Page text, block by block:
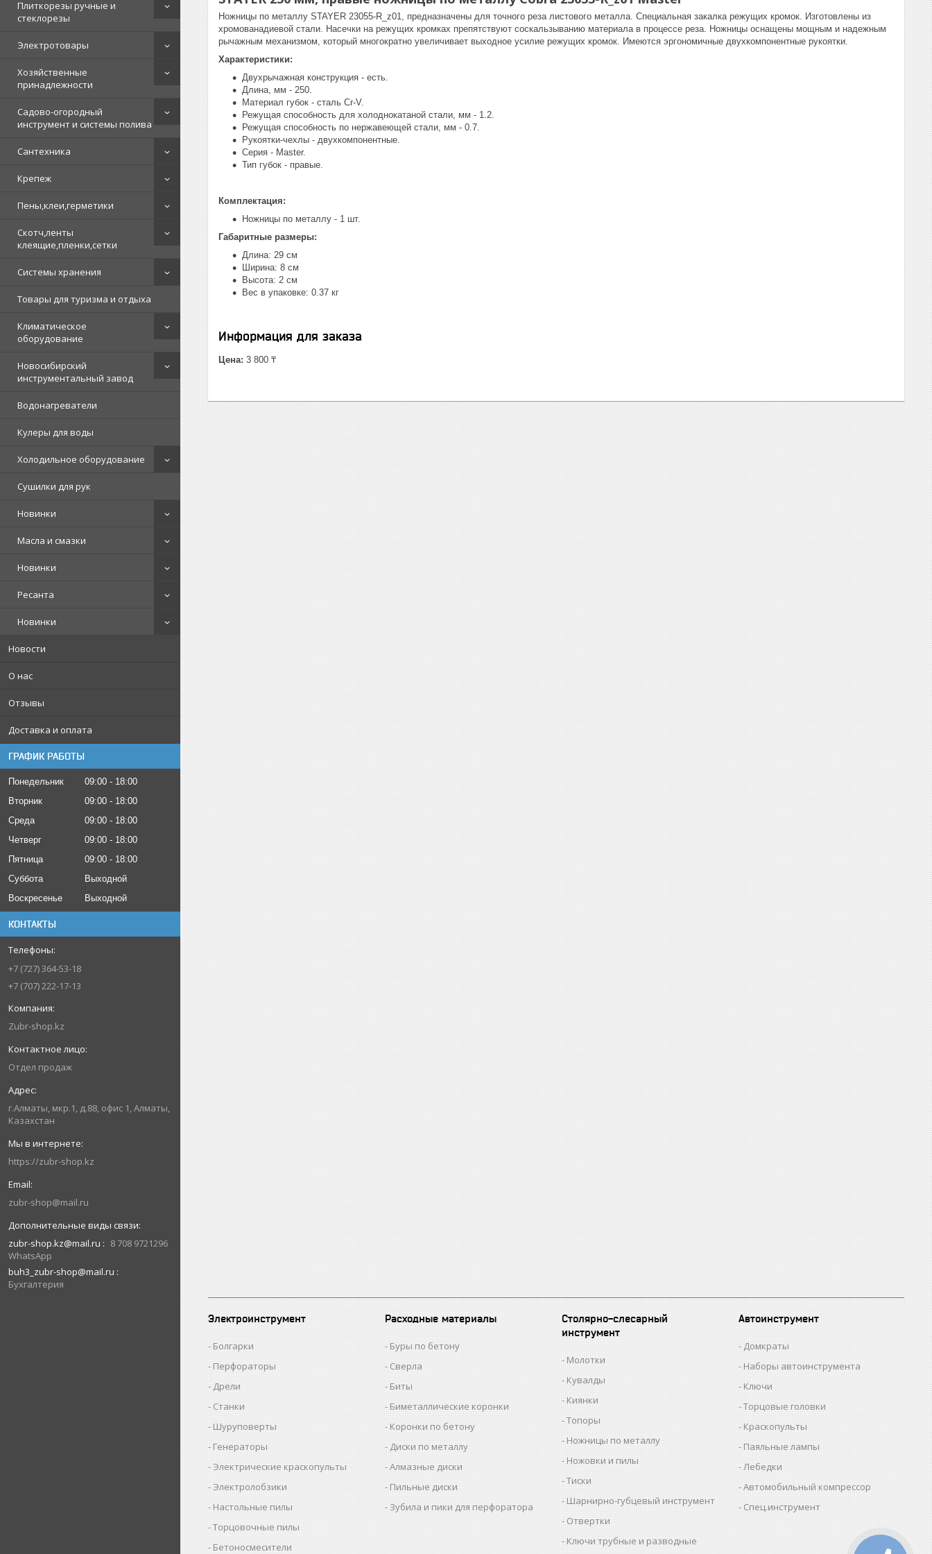
Плиткорезы ручные и
стеклорезы
Электротовары
Хозяйственные
принадлежности
Садово-огородный
инструмент и системы полива
Сантехника
Крепеж
Пены,клеи,герметики
Скотч,ленты
клеящие,пленки,сетки
Системы хранения
Товары для туризма и отдыха
Климатическое
оборудование
Новосибирский
инструментальный завод
Водонагреватели
Кулеры для воды
Холодильное оборудование
Сушилки для рук
Новинки
Масла и смазки
Новинки
Ресанта
Новинки
Новости
О нас
Отзывы
Доставка и оплата
ГРАФИК РАБОТЫ
Понедельник 09:00
18:00
Вторник
09:00
18:00
Среда
09:00
18:00
Четверг
09:00
18:00
Пятница
09:00
18:00
Суббота
Выходной
Воскресенье
Выходной
КОНТАКТЫ
+7 (727) 364-53-18
+7 (707) 222-17-13
Zubr-shop.kz
Отдел продаж
г.Алматы, мкр.1, д.88, офис 1, Алматы,
Казахстан
https://zubr-shop.kz
zubr-shop@mail.ru
zubr-shop.kz@mail.ru
8 708 9721296
WhatsApp
buh3_zubr-shop@mail.ru
Бухгалтерия
Ножницы по металлу STAYER 23055-R_z01, предназначены для точного реза листового металла. Специальная закалка режущих кромок. Изготовлены из
хромованадиевой стали. Насечки на режущих кромках препятствуют соскальзыванию материала в процессе реза. Ножницы оснащены мощным и надежным
рычажным механизмом, который многократно увеличивает выходное усилие режущих кромок. Имеются эргономичные двухкомпонентные рукоятки.
Характеристики:
Двухрычажная конструкция - есть.
Длина, мм - 250.
Материал губок - сталь Cr-V.
Режущая способность для холоднокатаной стали, мм - 1.2.
Режущая способность по нержавеющей стали, мм - 0.7.
Рукоятки-чехлы - двухкомпонентные.
Серия - Master.
Тип губок - правые.
Комплектация:
Ножницы по металлу - 1 шт.
Габаритные размеры:
Длина: 29 см
Ширина: 8 см
Высота: 2 см
Вес в упаковке: 0.37 кг
Информация для заказа
Цена: 3 800 ₸
Электроинструмент
Болгарки
Перфораторы
Дрели
Станки
Шуруповерты
Генераторы
Электрические краскопульты
Электролобзики
Настольные пилы
Торцовочные пилы
Бетоносмесители
Расходные материалы
Буры по бетону
Сверла
Биты
Биметаллические коронки
Коронки по бетону
Диски по металлу
Алмазные диски
Пильные диски
Зубила и пики для перфоратора
Столярно-слесарный
инструмент
Молотки
Кувалды
Киянки
Топоры
Ножницы по металлу
Ножовки и пилы
Тиски
Шарнирно-губцевый инструмент
Отвертки
Ключи трубные и разводные
Автоинструмент
Домкраты
Наборы автоинструмента
Ключи
Торцовые головки
Краскопульты
Паяльные лампы
Лебедки
Автомобильный компрессор
Спец.инструмент